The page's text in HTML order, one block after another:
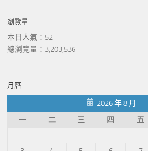
瀏覽量
本日人氣：52
總瀏覽量：3,203,536
月曆
2026 年 8 月
一
二 三 四 五